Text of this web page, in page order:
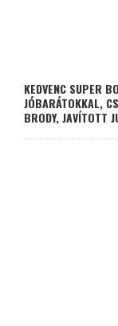
KEDVENC SUPER
JÓBARÁTOKKAL,
BRODY, JAVÍTOTT